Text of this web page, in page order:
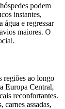
podem
instantes,
água e regressar
maiores. O
regiões ao longo
Europa Central,
reconfortantes.
carnes assadas,